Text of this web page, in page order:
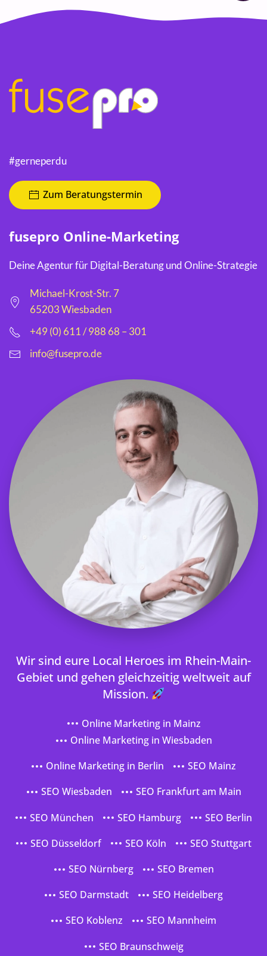
#gerneperdu
Zum Beratungstermin
fusepro Online-Marketing
Deine Agentur für Digital-Beratung und Online-Strategie
Michael-Krost-Str. 7
65203 Wiesbaden
+49 (0) 611 / 988 68 – 301
info@fusepro.de
Wir sind eure Local Heroes im Rhein-Main-
Gebiet und gehen gleichzeitig weltweit auf
Mission.
Online Marketing in Mainz
Online Marketing in Wiesbaden
Online Marketing in Berlin
SEO Mainz
SEO Wiesbaden
SEO Frankfurt am Main
SEO München
SEO Hamburg
SEO Berlin
SEO Düsseldorf
SEO Köln
SEO Stuttgart
SEO Nürnberg
SEO Bremen
SEO Darmstadt
SEO Heidelberg
SEO Koblenz
SEO Mannheim
SEO Braunschweig